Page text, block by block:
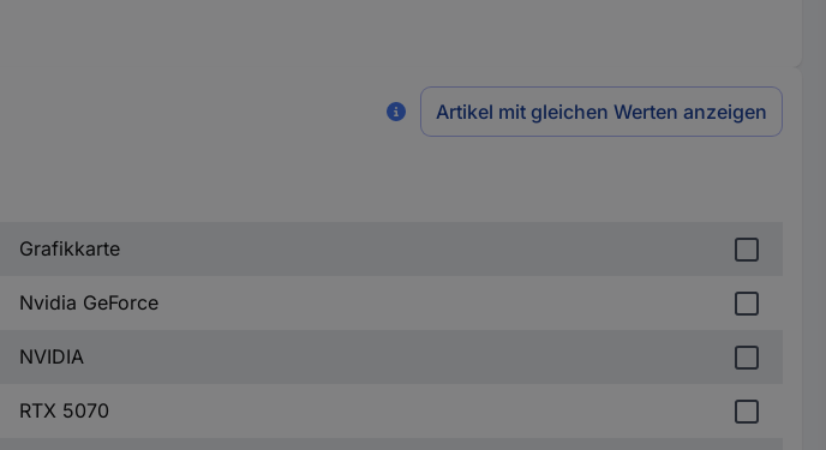
Artikel mit gleichen Werten anzeigen
Grafikkarte
Nvidia GeForce
NVIDIA
RTX 5070